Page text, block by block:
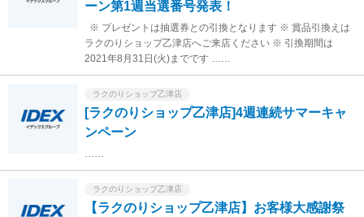
ーン第1週当選番号発表！
※ プレゼントは抽選券との引換となります ※ 賞品引換えは
ラクのりショップ乙津店へご来店ください ※ 引換期間は
2021年8月31日(火)までです ……
ラクのりショップ乙津店
[ラクのりショップ乙津店]4週連続サマーキャ
ンペーン
……
ラクのりショップ乙津店
【ラクのりショップ乙津店】お客様大感謝祭